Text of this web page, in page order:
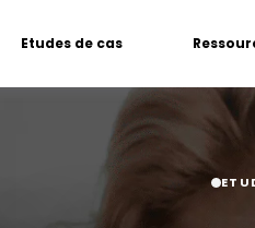
Etudes de cas